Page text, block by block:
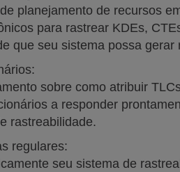
planejamento de recursos
para rastrear KDEs,
que seu sistema possa
sobre como atribuir
a responder
rastreabilidade.
regulares:
seu sistema de